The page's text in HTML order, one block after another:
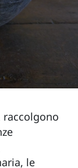
raccolgono
le